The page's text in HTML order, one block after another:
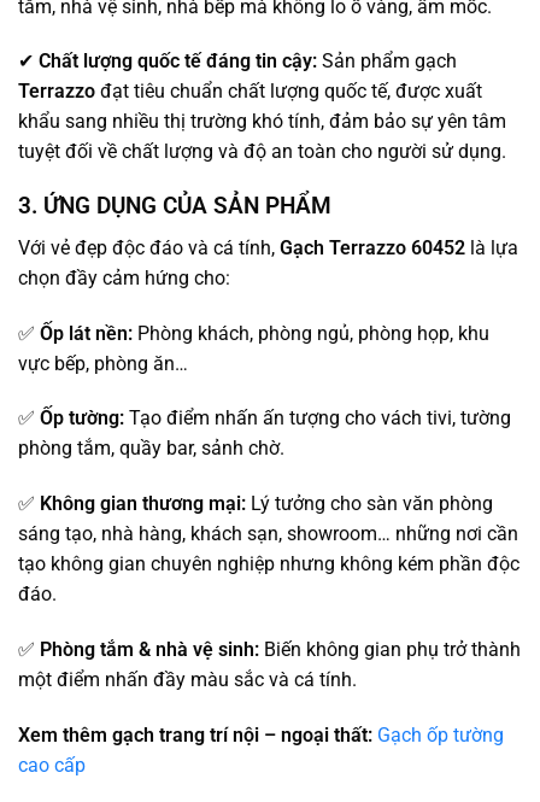
tắm, nhà vệ sinh, nhà bếp mà không lo ố vàng, ẩm mốc.
✔ Chất lượng quốc tế đáng tin cậy: Sản phẩm gạch
Terrazzo đạt tiêu chuẩn chất lượng quốc tế, được xuất
khẩu sang nhiều thị trường khó tính, đảm bảo sự yên tâm
tuyệt đối về chất lượng và độ an toàn cho người sử dụng.
3. ỨNG DỤNG CỦA SẢN PHẨM
Với vẻ đẹp độc đáo và cá tính, Gạch Terrazzo 60452 là lựa
chọn đầy cảm hứng cho:
✅ Ốp lát nền: Phòng khách, phòng ngủ, phòng họp, khu
vực bếp, phòng ăn…
✅ Ốp tường: Tạo điểm nhấn ấn tượng cho vách tivi, tường
phòng tắm, quầy bar, sảnh chờ.
✅ Không gian thương mại: Lý tưởng cho sàn văn phòng
sáng tạo, nhà hàng, khách sạn, showroom… những nơi cần
tạo không gian chuyên nghiệp nhưng không kém phần độc
đáo.
✅ Phòng tắm & nhà vệ sinh: Biến không gian phụ trở thành
một điểm nhấn đầy màu sắc và cá tính.
Xem thêm gạch trang trí nội – ngoại thất: Gạch ốp tường
cao cấp